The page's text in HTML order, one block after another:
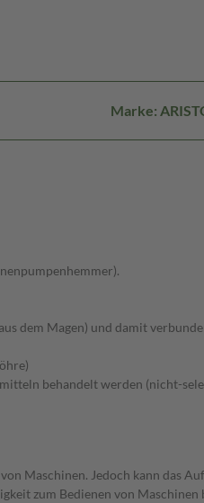
Marke:
dem Magen) und damit
behandelt werden (nicht-
Maschinen. Jedoch kann das
zum Bedienen von